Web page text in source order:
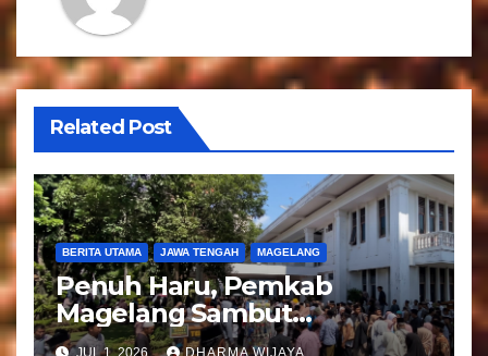
p
o
s
Related Post
BERITA UTAMA JAWA TENGAH MAGELANG
Penuh Haru, Pemkab
Magelang Sambut
Kepulangan Jemaah Haji
JUL 1, 2026 DHARMA WIJAYA